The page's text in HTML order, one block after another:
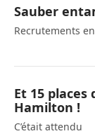
Sauber
Recrutements
Et 15
Hamilton !
C’était attendu